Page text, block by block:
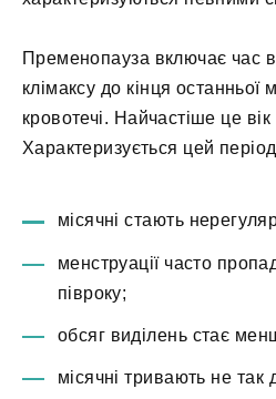
Пременопауза включає час
клімаксу до кінця останньої
кровотечі. Найчастіше це
Характеризується цей
місячні стають
менструації часто
півроку;
обсяг виділень стає
місячні тривають не так